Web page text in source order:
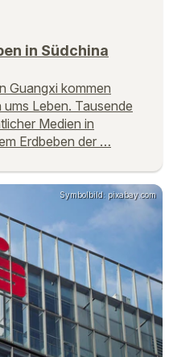
in Südchina
Guangxi kommen
Leben. Tausende
Medien in
Erdbeben der …
Symbolbild: pixabay.com